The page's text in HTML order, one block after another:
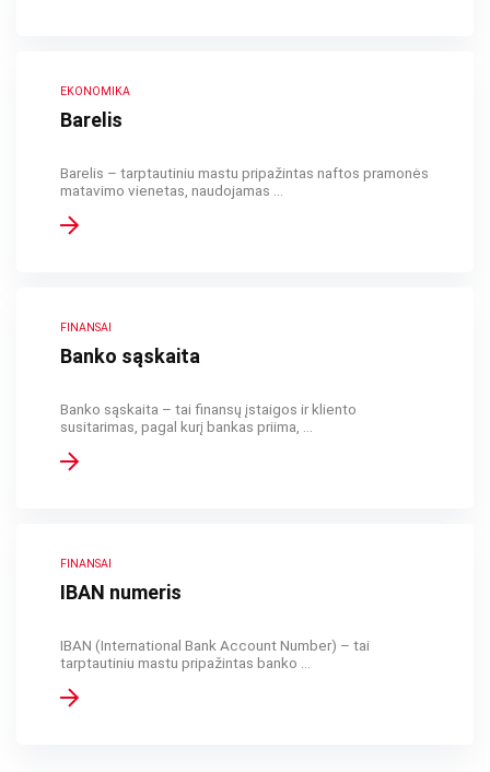
EKONOMIKA
Barelis
Barelis – tarptautiniu mastu pripažintas naftos pramonės
matavimo vienetas, naudojamas ...
FINANSAI
Banko sąskaita
Banko sąskaita – tai finansų įstaigos ir kliento
susitarimas, pagal kurį bankas priima, ...
FINANSAI
IBAN numeris
IBAN (International Bank Account Number) – tai
tarptautiniu mastu pripažintas banko ...